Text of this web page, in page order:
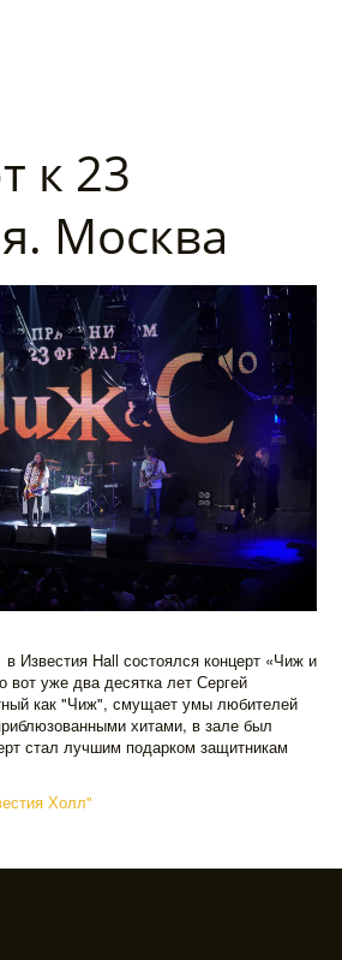
к 23
Москва
Известия Hall состоялся концерт «Чиж и
вот уже два десятка лет Сергей
как "Чиж", смущает умы любителей
хитами, в зале был
стал лучшим подарком защитникам
Холл"